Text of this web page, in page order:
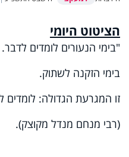
הציטוט היומי
"בימי הנעורים לומדים לדבר.
בימי הזקנה לשתוק.
זו המגרעת הגדולה:
(רבי מנחם מנדל מקוצק).